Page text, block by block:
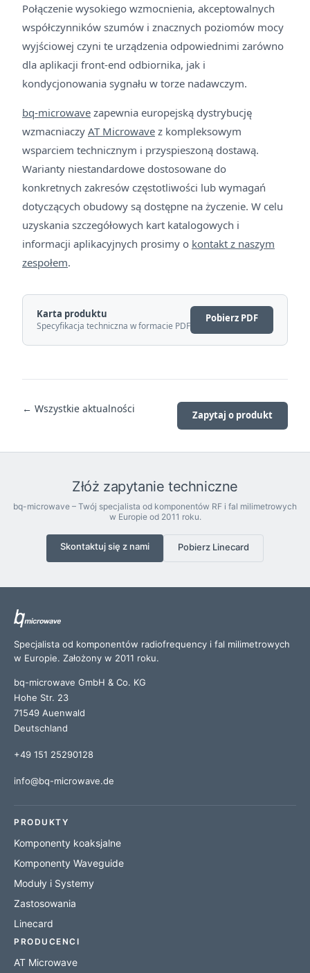
Połączenie wysokiego wzmocnienia, akceptowalnych
współczynników szumów i znacznych poziomów mocy
wyjściowej czyni te urządzenia odpowiednimi zarówno
dla aplikacji front-end odbiornika, jak i
kondycjonowania sygnału w torze nadawczym.
bq-microwave zapewnia europejską dystrybucję
wzmacniaczy AT Microwave z kompleksowym
wsparciem technicznym i przyspieszoną dostawą.
Warianty niestandardowe dostosowane do
konkretnych zakresów częstotliwości lub wymagań
dotyczących obudowy są dostępne na życzenie. W celu
uzyskania szczegółowych kart katalogowych i
informacji aplikacyjnych prosimy o kontakt z naszym
zespołem.
Karta produktu
Specyfikacja techniczna w formacie PDF
Pobierz PDF
← Wszystkie aktualności Zapytaj o produkt
Złóż zapytanie techniczne
bq-microwave – Twój specjalista od komponentów RF i fal milimetrowych
w Europie od 2011 roku.
Skontaktuj się z nami Pobierz Linecard
Specjalista od komponentów radiofrequency i fal milimetrowych
w Europie. Założony w 2011 roku.
bq-microwave GmbH & Co. KG
Hohe Str. 23
71549 Auenwald
Deutschland
+49 151 25290128
info@bq-microwave.de
PRODUKTY
Komponenty koaksjalne
Komponenty Waveguide
Moduły i Systemy
Zastosowania
Linecard
PRODUCENCI
AT Microwave